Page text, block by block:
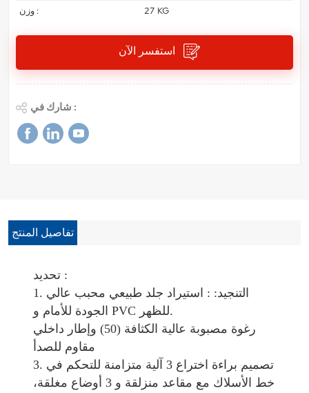
وزن :
27 KG
شارك في :
تفاصيل المنتج
تحديد :
1. التنجيد: : استيراد جلد طبيعي محبب عالي
الجودة للأمام و PVC للظهر.
رغوة مصبوبة عالية الكثافة (50) وإطار داخلي
مقاوم للصدأ
3. تصميم براءة اختراع 3 آلية متزامنة للتحكم في
خط الأسلاك مع مقاعد منزلقة و 3 أوضاع مغلقة،